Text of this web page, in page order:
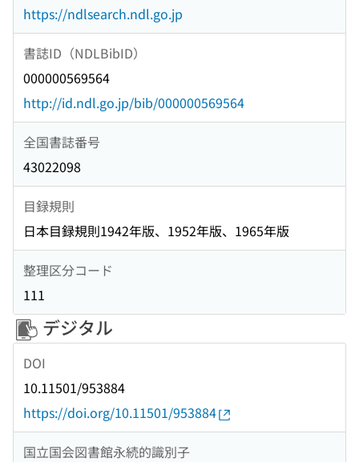
https://ndlsearch.ndl.go.jp
書誌ID（NDLBibID）
000000569564
http://id.ndl.go.jp/bib/000000569564
全国書誌番号
43022098
目録規則
日本目録規則1942年版、1952年版、1965年版
整理区分コード
111
デジタル
DOI
10.11501/953884
https://doi.org/10.11501/953884
国立国会図書館永続的識別子